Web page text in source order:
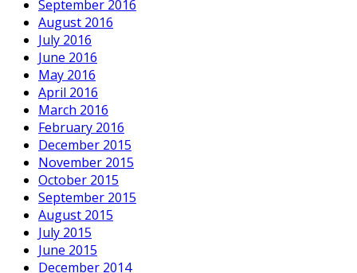
September 2016
August 2016
July 2016
June 2016
May 2016
April 2016
March 2016
February 2016
December 2015
November 2015
October 2015
September 2015
August 2015
July 2015
June 2015
December 2014